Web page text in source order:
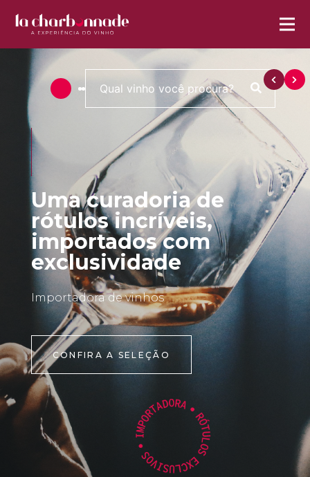
Uma curadoria de
rótulos incríveis,
importados com
exclusividade
Importadora de vinhos
CONFIRA A SELEÇÃO